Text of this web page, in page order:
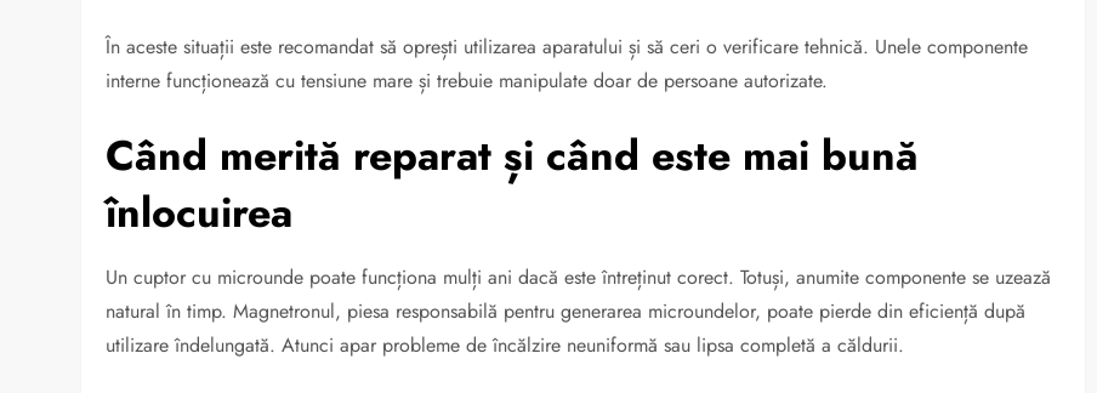
În aceste situații este recomandat să oprești utilizarea aparatului și să ceri o verificare tehnică. Unele componente
interne funcționează cu tensiune mare și trebuie manipulate doar de persoane autorizate.
Când merită reparat și când este mai bună
înlocuirea
Un cuptor cu microunde poate funcționa mulți ani dacă este întreținut corect. Totuși, anumite componente se uzează
natural în timp. Magnetronul, piesa responsabilă pentru generarea microundelor, poate pierde din eficiență după
utilizare îndelungată. Atunci apar probleme de încălzire neuniformă sau lipsa completă a căldurii.